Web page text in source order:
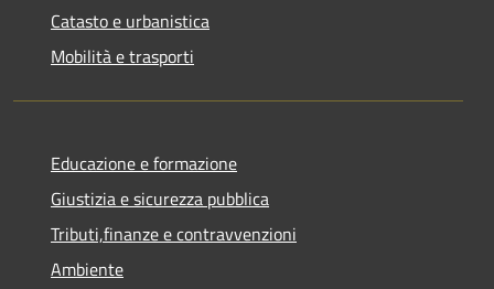
Catasto e urbanistica
Mobilità e trasporti
Educazione e formazione
Giustizia e sicurezza pubblica
Tributi,finanze e contravvenzioni
Ambiente